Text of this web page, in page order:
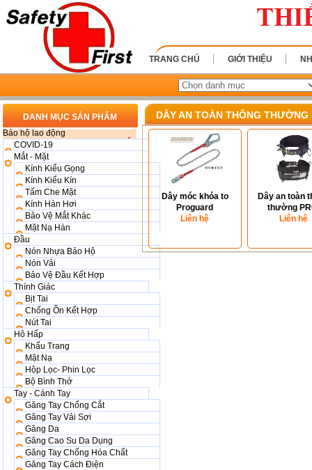
TRANG CHỦ GIỚI THIỆU
DANH MỤC SẢN PHẨM
Bảo hộ lao động
COVID-19
Mắt - Mặt
Kính Kiểu Gọng
Kính Kiểu Kín
Tấm Che Mặt
Kính Hàn Hơi
Bảo Vệ Mắt Khác
Mặt Nạ Hàn
Đầu
Nón Nhựa Bảo Hộ
Nón Vải
Bảo Vệ Đầu Kết Hợp
Thính Giác
Bịt Tai
Chống Ồn Kết Hợp
Nút Tai
Hô Hấp
Khẩu Trang
Mặt Nạ
Hộp Lọc- Phin Lọc
Bộ Bình Thở
Tay - Cánh Tay
Găng Tay Chống Cắt
Găng Tay Vải Sợi
Găng Da
Găng Cao Su Da Dụng
Găng Tay Chống Hóa Chất
Găng Tay Cách Điện
DÂY AN TOÀN THÔNG THƯỜNG
Dây móc khóa to
Proguard
Liên hệ
Dây an toàn
thường
Liên hệ